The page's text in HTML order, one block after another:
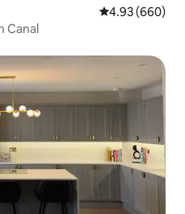
Calificación
4.93 (660)
Canal